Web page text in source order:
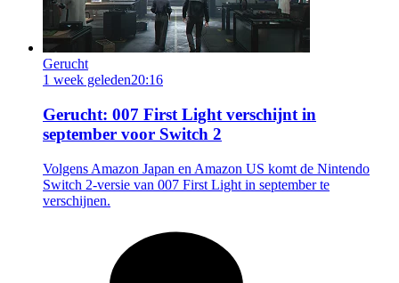
Gerucht
1 week geleden20:16
Gerucht: 007 First Light verschijnt in
september voor Switch 2
Volgens Amazon Japan en Amazon US komt de Nintendo
Switch 2-versie van 007 First Light in september te
verschijnen.